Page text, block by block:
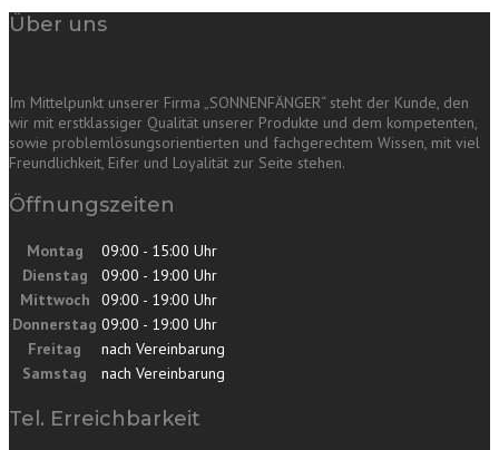
Über uns
Im Mittelpunkt unserer Firma „SONNENFÄNGER“ steht der Kunde, den
wir mit erstklassiger Qualität unserer Produkte und dem kompetenten,
sowie problemlösungsorientierten und fachgerechtem Wissen, mit viel
Freundlichkeit, Eifer und Loyalität zur Seite stehen.
Öffnungszeiten
Montag
09:00 - 15:00 Uhr
Dienstag
09:00 - 19:00 Uhr
Mittwoch
09:00 - 19:00 Uhr
Donnerstag 09:00 - 19:00 Uhr
Freitag
nach Vereinbarung
Samstag
nach Vereinbarung
Tel. Erreichbarkeit